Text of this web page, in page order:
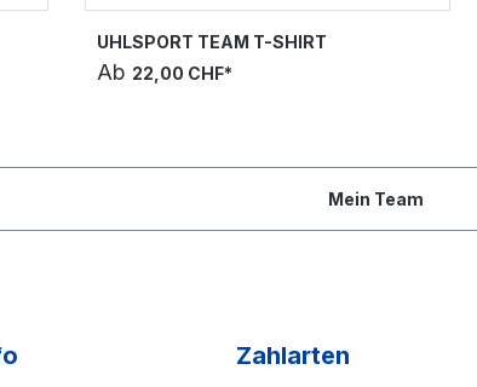
UHLSPORT TEAM T-SHIRT
Ab 22,00 CHF*
Mein Team
Zahlarten